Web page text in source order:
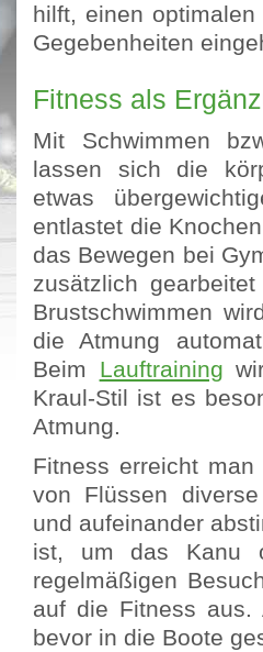
hilft, einen
Gegebenheiten
Fitness als
Mit Schwimmen
lassen sich die
etwas
entlastet die
das Bewegen bei
zusätzlich
Brustschwimmen
die Atmung
Beim Lauftraining
Kraul-Stil ist es
Atmung.
Fitness erreicht
von Flüssen
und aufeinander
ist, um das Kanu
regelmäßigen
auf die Fitness aus.
bevor in die Boote